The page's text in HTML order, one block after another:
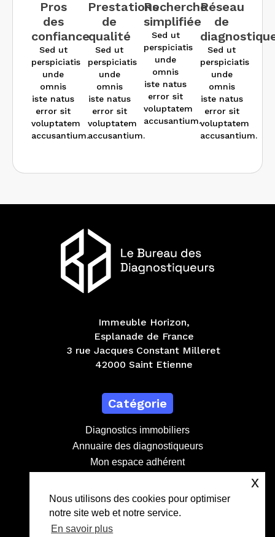
confiance
Sed ut
perspiciatis
unde
omnis
iste natus
error sit
voluptatem
accusantium.
qualité
Sed ut
perspiciatis
unde
omnis
iste natus
error sit
voluptatem
accusantium.
Sed ut
perspiciatis
unde
omnis
iste natus
error sit
voluptatem
accusantium.
Sed ut
perspiciatis
unde
omnis
iste natus
error sit
voluptatem
accusantium.
3 rue Jacques Constant Milleret
42000 Saint Etienne
Diagnostics immobiliers
Mon espace adhérent
Devenir adhérent
contact@lebdd.fr
04 81 09 71 90
Nous utilisons des cookies pour optimiser
notre site web et notre service.
En savoir plus
x